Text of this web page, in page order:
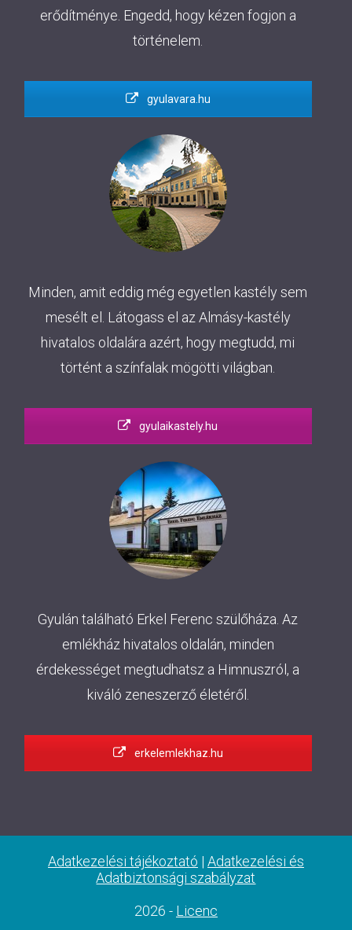
erődítménye. Engedd, hogy kézen fogjon a
történelem.
gyulavara.hu
Minden, amit eddig még egyetlen kastély sem
mesélt el. Látogass el az Almásy-kastély
hivatalos oldalára azért, hogy megtudd, mi
történt a színfalak mögötti világban.
gyulaikastely.hu
Gyulán található Erkel Ferenc szülőháza. Az
emlékház hivatalos oldalán, minden
érdekességet megtudhatsz a Himnuszról, a
kiváló zeneszerző életéről.
erkelemlekhaz.hu
Adatkezelési tájékoztató | Adatkezelési és
Adatbiztonsági szabályzat
2026 - Licenc